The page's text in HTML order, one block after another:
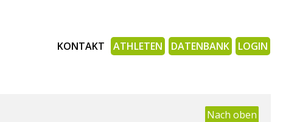
KONTAKT ATHLETEN DATENBANK LOGIN
Nach oben